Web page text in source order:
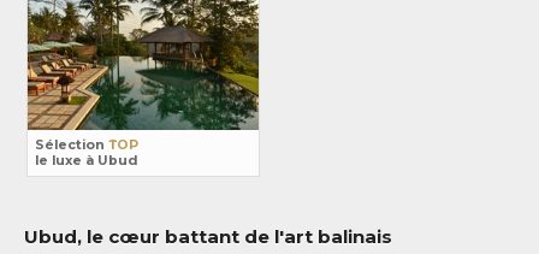
Sélection TOP
le luxe à Ubud
Ubud, le cœur battant de l'art balinais